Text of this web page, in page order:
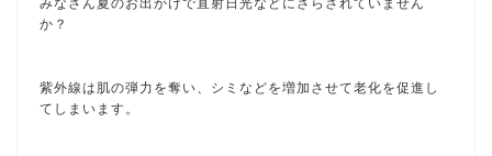
みなさん夏のお出かけで直射日光などにさらされていません
か？
紫外線は肌の弾力を奪い、シミなどを増加させて老化を促進し
てしまいます。